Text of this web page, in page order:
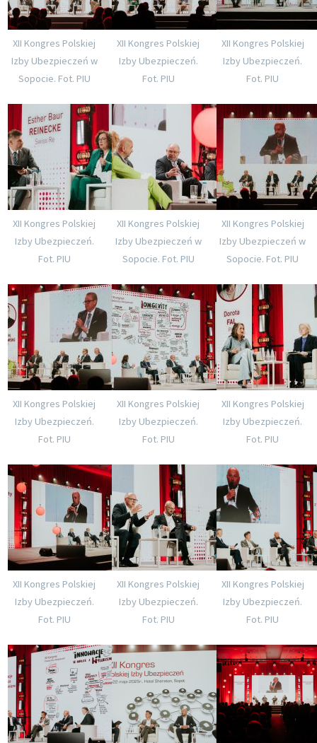
XII Kongres Polskiej
Izby Ubezpieczeń w
Sopocie. Fot. PIU
XII Kongres Polskiej
Izby Ubezpieczeń.
Fot. PIU
XII Kongres Polskiej
Izby Ubezpieczeń.
Fot. PIU
XII Kongres Polskiej
Izby Ubezpieczeń.
Fot. PIU
XII Kongres Polskiej
Izby Ubezpieczeń w
Sopocie. Fot. PIU
XII Kongres Polskiej
Izby Ubezpieczeń w
Sopocie. Fot. PIU
XII Kongres Polskiej
Izby Ubezpieczeń.
Fot. PIU
XII Kongres Polskiej
Izby Ubezpieczeń.
Fot. PIU
XII Kongres Polskiej
Izby Ubezpieczeń.
Fot. PIU
XII Kongres Polskiej
Izby Ubezpieczeń.
Fot. PIU
XII Kongres Polskiej
Izby Ubezpieczeń.
Fot. PIU
XII Kongres Polskiej
Izby Ubezpieczeń.
Fot. PIU